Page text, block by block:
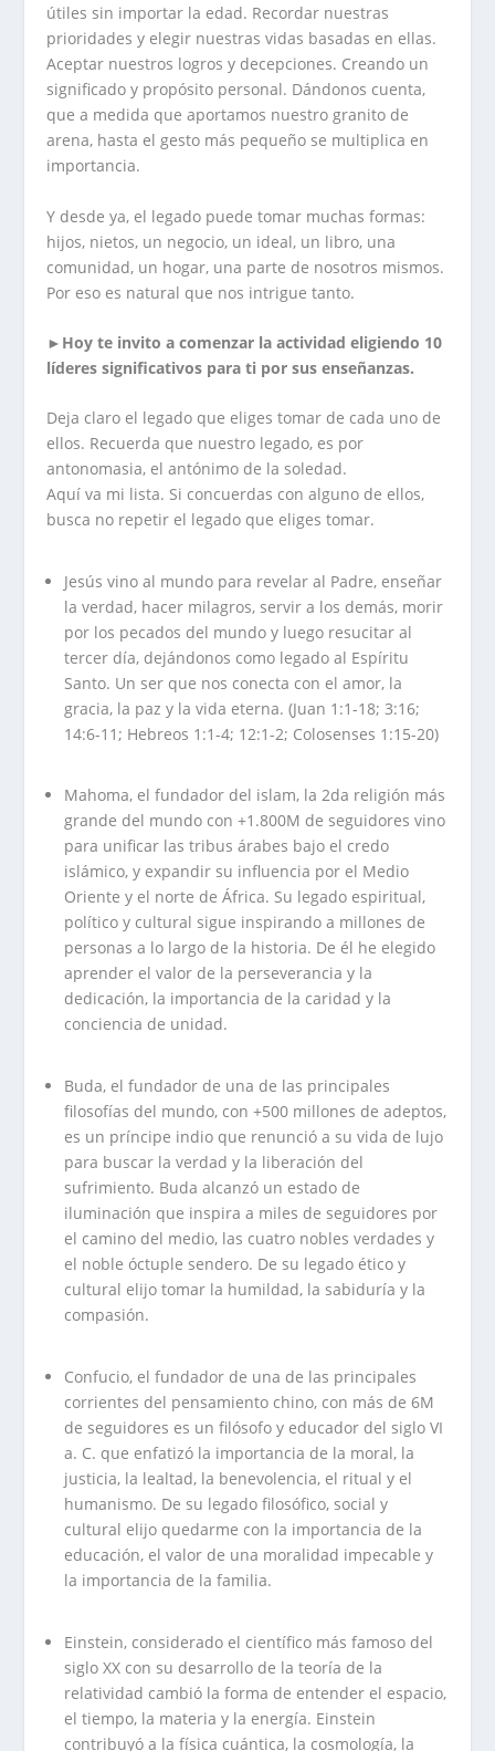
útiles sin importar la edad. Recordar nuestras
prioridades y elegir nuestras vidas basadas en ellas.
Aceptar nuestros logros y decepciones. Creando un
significado y propósito personal. Dándonos cuenta,
que a medida que aportamos nuestro granito de
arena, hasta el gesto más pequeño se multiplica en
importancia.
Y desde ya, el legado puede tomar muchas formas:
hijos, nietos, un negocio, un ideal, un libro, una
comunidad, un hogar, una parte de nosotros mismos.
Por eso es natural que nos intrigue tanto.
► Hoy te invito a comenzar la actividad eligiendo 10
líderes significativos para ti por sus enseñanzas.
Deja claro el legado que eliges tomar de cada uno de
ellos. Recuerda que nuestro legado, es por
antonomasia, el antónimo de la soledad.
Aquí va mi lista. Si concuerdas con alguno de ellos,
busca no repetir el legado que eliges tomar.
Jesús vino al mundo para revelar al Padre, enseñar
la verdad, hacer milagros, servir a los demás, morir
por los pecados del mundo y luego resucitar al
tercer día, dejándonos como legado al Espíritu
Santo. Un ser que nos conecta con el amor, la
gracia, la paz y la vida eterna. (Juan 1:1-18; 3:16;
14:6-11; Hebreos 1:1-4; 12:1-2; Colosenses 1:15-20)
Mahoma, el fundador del islam, la 2da religión más
grande del mundo con +1.800M de seguidores vino
para unificar las tribus árabes bajo el credo
islámico, y expandir su influencia por el Medio
Oriente y el norte de África. Su legado espiritual,
político y cultural sigue inspirando a millones de
personas a lo largo de la historia. De él he elegido
aprender el valor de la perseverancia y la
dedicación, la importancia de la caridad y la
conciencia de unidad.
Buda, el fundador de una de las principales
filosofías del mundo, con +500 millones de adeptos,
es un príncipe indio que renunció a su vida de lujo
para buscar la verdad y la liberación del
sufrimiento. Buda alcanzó un estado de
iluminación que inspira a miles de seguidores por
el camino del medio, las cuatro nobles verdades y
el noble óctuple sendero. De su legado ético y
cultural elijo tomar la humildad, la sabiduría y la
compasión.
Confucio, el fundador de una de las principales
corrientes del pensamiento chino, con más de 6M
de seguidores es un filósofo y educador del siglo VI
a. C. que enfatizó la importancia de la moral, la
justicia, la lealtad, la benevolencia, el ritual y el
humanismo. De su legado filosófico, social y
cultural elijo quedarme con la importancia de la
educación, el valor de una moralidad impecable y
la importancia de la familia.
Einstein, considerado el científico más famoso del
siglo XX con su desarrollo de la teoría de la
relatividad cambió la forma de entender el espacio,
el tiempo, la materia y la energía. Einstein
contribuyó a la física cuántica, la cosmología, la